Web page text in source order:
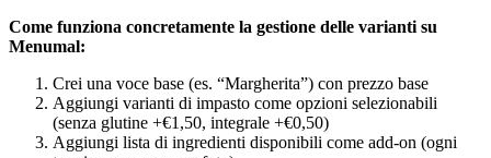
Come funziona concretamente la gestione delle varianti su
Menumal:
Crei una voce base (es. “Margherita”) con prezzo base
Aggiungi varianti di impasto come opzioni selezionabili
(senza glutine +€1,50, integrale +€0,50)
Aggiungi lista di ingredienti disponibili come add-on (ogni